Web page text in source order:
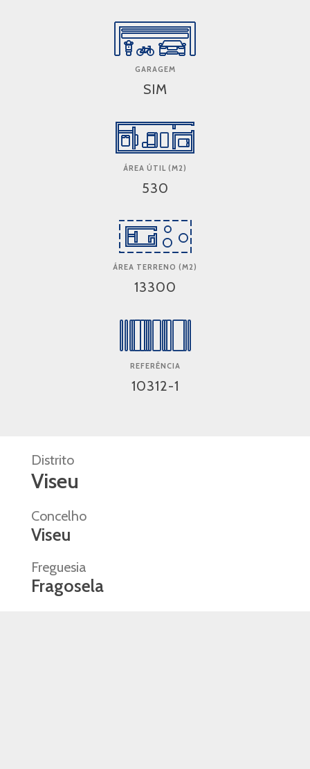
GARAGEM
SIM
ÁREA ÚTIL (M2)
530
ÁREA TERRENO (M2)
13300
REFERÊNCIA
10312-1
Distrito
Viseu
Concelho
Viseu
Freguesia
Fragosela